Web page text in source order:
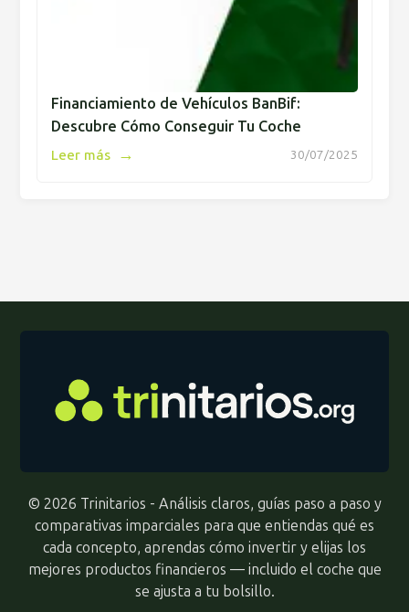
Financiamiento de Vehículos BanBif:
Descubre Cómo Conseguir Tu Coche
30/07/2025
Leer más →
© 2026 Trinitarios - Análisis claros, guías paso a paso y
comparativas imparciales para que entiendas qué es
cada concepto, aprendas cómo invertir y elijas los
mejores productos financieros — incluido el coche que
se ajusta a tu bolsillo.